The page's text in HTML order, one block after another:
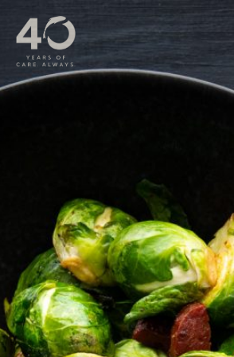
メインコンテンツへスキップ